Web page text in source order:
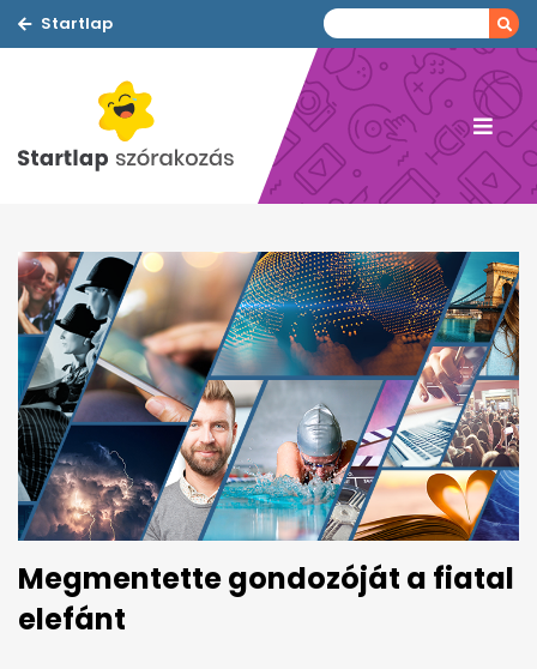
Startlap
Megmentette gondozóját a fiatal
elefánt